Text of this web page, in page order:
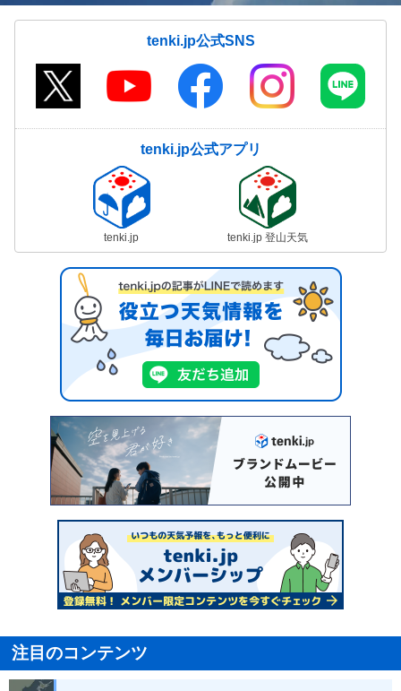
tenki.jp公式SNS
tenki.jp公式アプリ
tenki.jp tenki.jp 登山天気
注目のコンテンツ